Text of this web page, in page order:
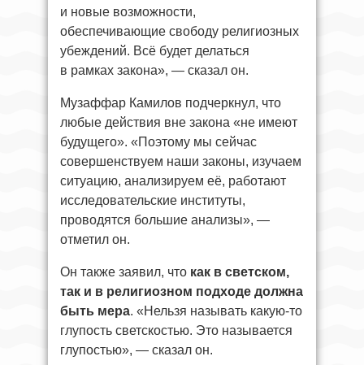
и новые возможности,
обеспечивающие свободу религиозных
убеждений. Всё будет делаться
в рамках закона», — сказал он.
Музаффар Камилов подчеркнул, что
любые действия вне закона «не имеют
будущего». «Поэтому мы сейчас
совершенствуем наши законы, изучаем
ситуацию, анализируем её, работают
исследовательские институты,
проводятся большие анализы», —
отметил он.
Он также заявил, что как в светском,
так и в религиозном подходе должна
быть мера. «Нельзя называть какую-то
глупость светскостью. Это называется
глупостью», — сказал он.